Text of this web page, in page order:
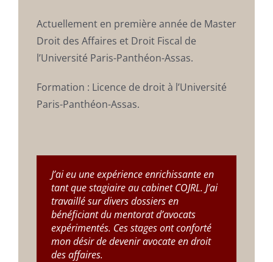
Actuellement en première année de Master
Droit des Affaires et Droit Fiscal de
l’Université Paris-Panthéon-Assas.
Formation : Licence de droit à l’Université
Paris-Panthéon-Assas.
J’ai eu une expérience enrichissante en
tant que stagiaire au cabinet COJRL. J’ai
travaillé sur divers dossiers en
bénéficiant du mentorat d’avocats
expérimentés. Ces stages ont conforté
mon désir de devenir avocate en droit
des affaires.